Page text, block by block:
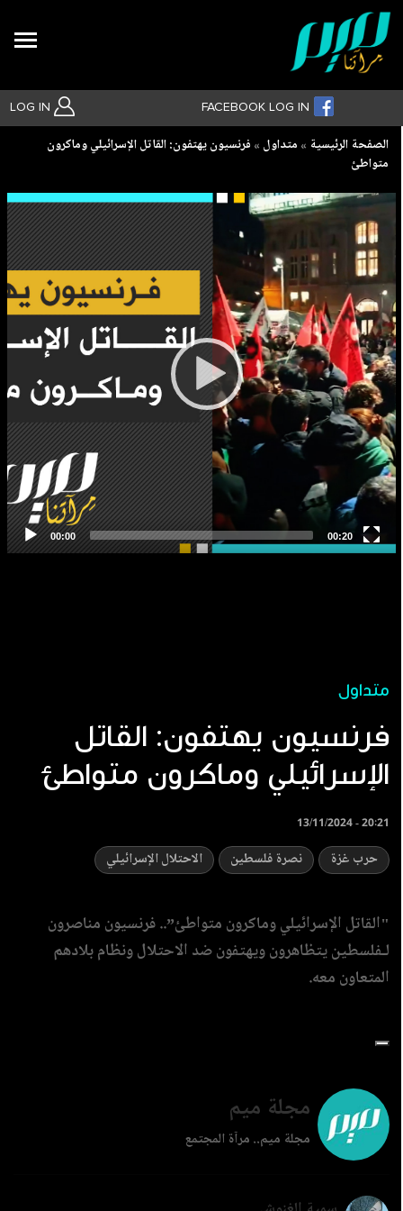
LOG IN FACEBOOK LOG IN
بحث متقدم
Breadcrumb
الصفحة الرئيسية متداول
فرنسيون يهتفون: القاتل الإسرائيلي وماكرون
متواطئ
متداول
فرنسيون يهتفون: القاتل
الإسرائيلي وماكرون متواطئ
13/11/2024 - 20:21
حرب غزة نصرة فلسطين الاحتلال الإسرائيلي
"القاتل الإسرائيلي وماكرون متواطئ”.. فرنسيون مناصرون
لـفلسطين يتظاهرون ويهتفون ضد الاحتلال ونظام بلادهم
المتعاون معه.
مجلة ميم
مجلة ميم.. مرآة المجتمع